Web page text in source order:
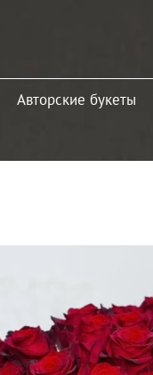
Авторские букеты